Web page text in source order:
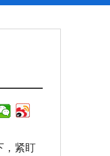
，紧盯